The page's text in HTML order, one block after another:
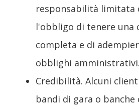
responsabilità limitata
l'obbligo di tenere una
completa e di
obblighi amministrativi.
Credibilità. Alcuni
bandi di gara o banche